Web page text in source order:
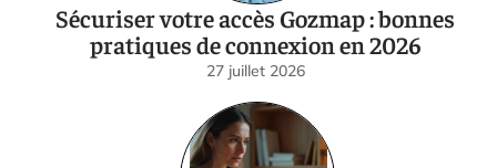
Sécuriser votre accès Gozmap : bonnes
pratiques de connexion en 2026
27 juillet 2026